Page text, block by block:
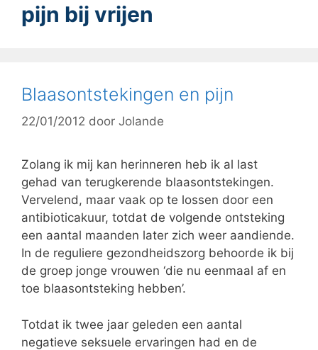
pijn bij vrijen
Blaasontstekingen en pijn
22/01/2012 door Jolande
Zolang ik mij kan herinneren heb ik al last
gehad van terugkerende blaasontstekingen.
Vervelend, maar vaak op te lossen door een
antibioticakuur, totdat de volgende ontsteking
een aantal maanden later zich weer aandiende.
In de reguliere gezondheidszorg behoorde ik bij
de groep jonge vrouwen ‘die nu eenmaal af en
toe blaasontsteking hebben’.
Totdat ik twee jaar geleden een aantal
negatieve seksuele ervaringen had en de